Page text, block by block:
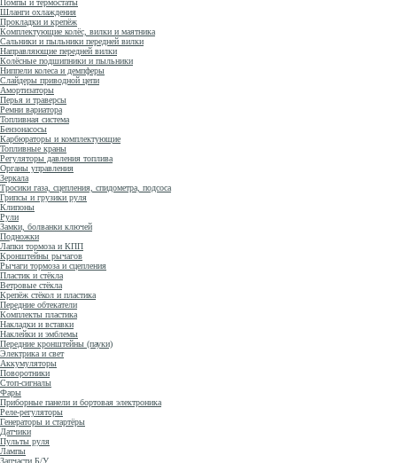
Помпы и термостаты
Шланги охлаждения
Прокладки и крепёж
Комплектующие колёс, вилки и маятника
Сальники и пыльники передней вилки
Направляющие передней вилки
Колёсные подшипники и пыльники
Ниппели колеса и демпферы
Слайдеры приводной цепи
Амортизаторы
Перья и траверсы
Ремни вариатора
Топливная система
Бензонасосы
Карбюраторы и комплектующие
Топливные краны
Регуляторы давления топлива
Органы управления
Зеркала
Тросики газа, сцепления, спидометра, подсоса
Грипсы и грузики руля
Клипоны
Рули
Замки, болванки ключей
Подножки
Лапки тормоза и КПП
Кронштейны рычагов
Рычаги тормоза и сцепления
Пластик и стёкла
Ветровые стёкла
Крепёж стёкол и пластика
Передние обтекатели
Комплекты пластика
Накладки и вставки
Наклейки и эмблемы
Передние кронштейны (пауки)
Электрика и свет
Аккумуляторы
Поворотники
Стоп-сигналы
Фары
Приборные панели и бортовая электроника
Реле-регуляторы
Генераторы и стартёры
Датчики
Пульты руля
Лампы
Запчасти Б/У